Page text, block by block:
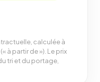
calculée à
à partir de »). Le prix
tri et du portage,